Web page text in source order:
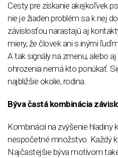
Cesty pre získanie akejkoľvek
nie je žiaden problém sa k nej
závislosťou narastajú aj
miery, že človek ani s inými
A tak signály na zmenu, alebo
ohrozenia nemá kto ponúkať.
najbližšie okolie, rodina.
Býva častá kombinácia
Kombinácií na zvýšenie hladiny
nespočetné množstvo. Každý
Najčastejšie býva motívom